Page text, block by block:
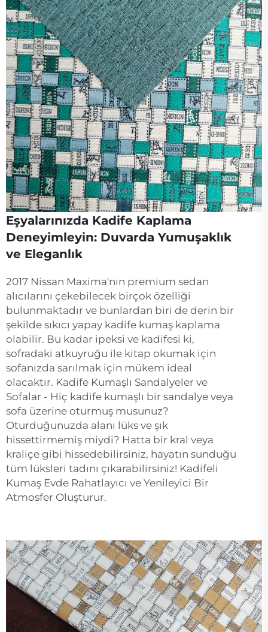
Eşyalarınızda Kadife Kaplama
Deneyimleyin: Duvarda Yumuşaklık
ve Eleganlık
2017 Nissan Maxima'nın premium sedan
alıcılarını çekebilecek birçok özelliği
bulunmaktadır ve bunlardan biri de derin bir
şekilde sıkıcı yapay kadife kumaş kaplama
olabilir. Bu kadar ipeksi ve kadifesi ki,
sofradaki atkuyruğu ile kitap okumak için
sofanızda sarılmak için mükem ideal
olacaktır. Kadife Kumaşlı Sandalyeler ve
Sofalar - Hiç kadife kumaşlı bir sandalye veya
sofa üzerine oturmuş musunuz?
Oturduğunuzda alanı lüks ve şık
hissettirmemiş miydi? Hatta bir kral veya
kraliçe gibi hissedebilirsiniz, hayatın sunduğu
tüm lüksleri tadını çıkarabilirsiniz! Kadifeli
Kumaş Evde Rahatlayıcı ve Yenileyici Bir
Atmosfer Oluşturur.